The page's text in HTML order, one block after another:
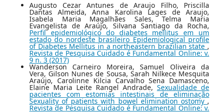
Augusto Cezar Antunes de Araujo Filho, Priscilla
Dantas Almeida, Anna Karolina Lages de Araujo,
Isabela Maria Magalhães Sales, Telma Maria
Evangelista de Araújo, Silvana Santiago da Rocha,
Perfil epidemiológico do diabetes mellitus em um
estado do nordeste brasileiro Epidemiological profile
of Diabetes Mellitus in a northeastern brazilian state,
Revista de Pesquisa Cuidado é Fundamental Online: v.
9 n. 3 (2017)
Wanderson Carneiro Moreira, Samuel Oliveira da
Vera, Gilson Nunes de Sousa, Sarah Nilkece Mesquita
Araújo, Carolinne Kilcia Carvalho Sena Damasceno,
Elaine Maria Leite Rangel Andrade, Sexualidade de
pacientes com estomias intestinais de eliminação
Sexuality of patients with bowel elimination ostomy,
Revista de Pesquisa Cuidado é Fundamental Online: v.